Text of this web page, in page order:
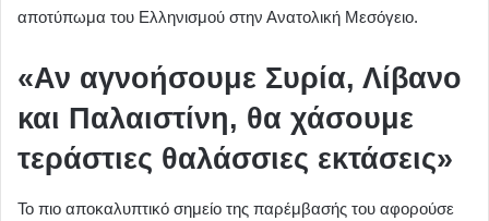
αποτύπωμα του Ελληνισμού στην Ανατολική Μεσόγειο.
«Αν αγνοήσουμε Συρία, Λίβανο
και Παλαιστίνη, θα χάσουμε
τεράστιες θαλάσσιες εκτάσεις»
Το πιο αποκαλυπτικό σημείο της παρέμβασής του αφορούσε